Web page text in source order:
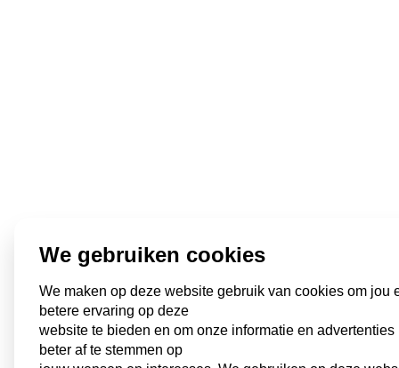
We gebruiken cookies
We maken op deze website gebruik van cookies om jou
betere ervaring op deze
website te bieden en om onze informatie en advertenties
beter af te stemmen op